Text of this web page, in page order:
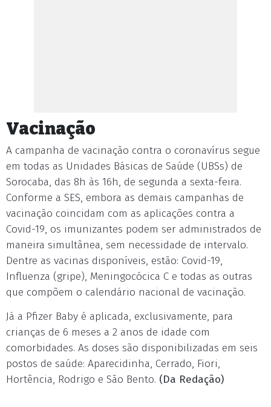
Vacinação
A campanha de vacinação contra o coronavírus segue
em todas as Unidades Básicas de Saúde (UBSs) de
Sorocaba, das 8h às 16h, de segunda a sexta-feira.
Conforme a SES, embora as demais campanhas de
vacinação coincidam com as aplicações contra a
Covid-19, os imunizantes podem ser administrados de
maneira simultânea, sem necessidade de intervalo.
Dentre as vacinas disponíveis, estão: Covid-19,
Influenza (gripe), Meningocócica C e todas as outras
que compõem o calendário nacional de vacinação.
Já a Pfizer Baby é aplicada, exclusivamente, para
crianças de 6 meses a 2 anos de idade com
comorbidades. As doses são disponibilizadas em seis
postos de saúde: Aparecidinha, Cerrado, Fiori,
Hortência, Rodrigo e São Bento. (Da Redação)